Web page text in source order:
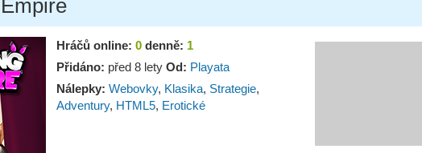
Hráčů online: 0 denně: 1
Přidáno: před 8 lety Od: Playata
Nálepky: Webovky, Klasika, Strategie,
Adventury, HTML5, Erotické